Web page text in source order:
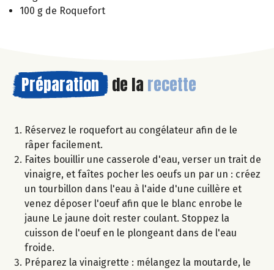
100 g de Roquefort
Préparation de la recette
Réservez le roquefort au congélateur afin de le
râper facilement.
Faites bouillir une casserole d'eau, verser un trait de
vinaigre, et faîtes pocher les oeufs un par un : créez
un tourbillon dans l'eau à l'aide d'une cuillère et
venez déposer l'oeuf afin que le blanc enrobe le
jaune Le jaune doit rester coulant. Stoppez la
cuisson de l'oeuf en le plongeant dans de l'eau
froide.
Préparez la vinaigrette : mélangez la moutarde, le